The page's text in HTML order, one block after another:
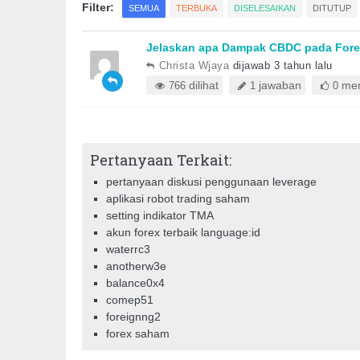
Filter: SEMUA TERBUKA DISELESAIKAN DITUTUP
Jelaskan apa Dampak CBDC pada
Christa Wjaya dijawab 3 tahun lalu
766 dilihat 1 jawaban 0
Pertanyaan Terkait:
pertanyaan diskusi penggunaan leverage
aplikasi robot trading saham
setting indikator TMA
akun forex terbaik language:id
waterrc3
anotherw3e
balance0x4
comep51
foreignng2
forex saham